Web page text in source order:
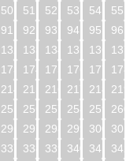
50 51 52 53 54 55
91 92 93 94 95 96
132 133 134 135 136 137
173 174 175 176 177 178
214 215 216 217 218 219
255 256 257 258 259 260
296 297 298 299 300 301
337 338 339 340 341 342